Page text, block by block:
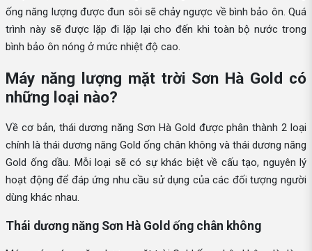
ống năng lượng được đun sôi sẽ chảy ngược về bình bảo ôn. Quá
trình này sẽ được lặp đi lặp lại cho đến khi toàn bộ nước trong
bình bảo ôn nóng ở mức nhiệt độ cao.
Máy năng lượng mặt trời Sơn Hà Gold có
những loại nào?
Về cơ bản, thái dương năng Sơn Hà Gold được phân thành 2 loại
chính là thái dương năng Gold ống chân không và thái dương năng
Gold ống dầu. Mỗi loại sẽ có sự khác biệt về cấu tạo, nguyên lý
hoạt động để đáp ứng nhu cầu sử dụng của các đối tượng người
dùng khác nhau.
Thái dương năng Sơn Hà Gold ống chân không